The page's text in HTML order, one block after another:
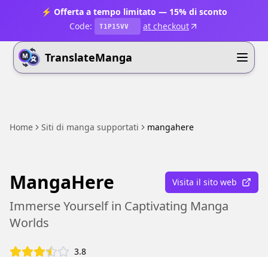
⚡ Offerta a tempo limitato — 15% di sconto
Code:
T1P15VV at checkout
TranslateManga
Home Siti di manga supportati mangahere
MangaHere Visita il sito web
Immerse Yourself in Captivating Manga
Worlds
3.8